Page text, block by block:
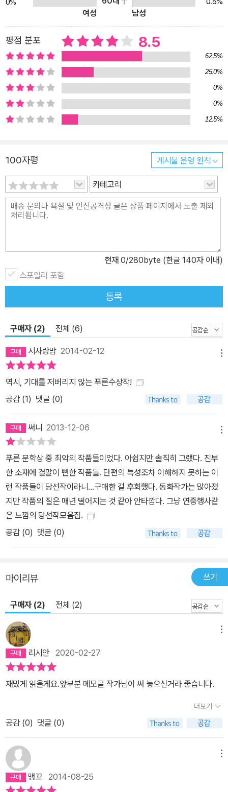
편동화 506편 중 가장 우수한 작품으로 뽑힌 5편을 모아 엮어 더욱
관심을 끈다. 이번 공모에 응모된 작품들은 그 어느 회보다 양적ㆍ질
적으로 크게 증가하였기에 경쟁과 심사 과정 또한 한층 치열했다. 그
런 만큼 『달팽이 따라잡기』ㆍ『나의 철부지 아빠』ㆍ『도서관 길고양
이』 등 역대 푸른문학상 수상 동화집을 통해 확인할 수 있었던 특유의
문학성과 대중성도 더욱 깊고 넓어졌다. 한결같은 애정과 믿음으로
제11회 푸른문학상 수상작 출간을 기다려 온 독자들에게 동화집 『슈
퍼맘 능력고사』는 좋은 선물이 될 것이다. 그리고 내년의 수상작 출간
을 기다리는 설렘을 다시금 발견하게 될 것이다. ▶ “어느날 갑자기,
과 소통할 수 있는 5가지 유쾌한 방법 엄마들이 아이들을 대신해 학
교 시험을 보게 되었다. 상준이네 학교에 ‘슈퍼맘 능력고사’가 생겼기
때문이다. 상준이네 반 친구들은 그동안 엄마로부터 받았던 잔소리와
온갖 구속들을 앙갚음할 절호의 기회라 여기고 행복한 고민에 빠진
다. 하지만 상준이는 마냥 기쁘지만은 않다. 시험과 성적의 압박감을
수(?)의 짜릿한 쾌감에 빠져든다. 과연 부모와 자녀의 역할이 뒤바뀐
발칙한 상황 속에서 상준이와 엄마는 돈독한 모자 관계를 회복할 수
있을까? 제11회 푸른문학상 동화집 『슈퍼맘 능력고사』에는 표제작
「슈퍼맘 능력고사」의 상준이와 엄마처럼 상대방의 입장에서 생각하
다. 「백일마다 서는 장」의 다희는 서울에서 이사 온 아라네 할머니와
의 준희는 뚱뚱한 몸매가 콤플렉스지만 작은 키가 콤플렉스인 첫사랑
오빠와 고민을 나누면서 자신에게 향했던 주변의 따가운 시선을 긍정
적으로 받아들일 수 있게 된다. 「한 사람을 위한 방게 탕수육 그리고
딤섬」에서 주인공 소녀 ‘나’는 같은 반 남학생을 향한 풋사랑 덕분에
아빠에게 찾아온 새로운 인연을 이해하고 응원할 수 있게 된다. 마지
막으로 「앙드레 박의 지도」에서 하건이는 고집불통인 할아버지와 소
통의 어려움을 겪지만 친구의 조언을 통해 자신의 장래에 대한 확고
한 믿음과 용기를 가지게 된다. 각박한 일상 속에서 우리 아이들은 주
변을 찬찬히 둘러보며 이웃과 교감할 만한 여유가 없다. 제11회 푸른
문학상 동화집 『슈퍼맘 능력고사』는 개성 넘치는 주인공들의 유쾌한
이야기를 통해 상대방의 생각과 감정을 헤아리고 공감하는 다양한 방
법들을 보여 준다. 그리고 이를 통해 아이들이 더 넓은 세상과 소통할
수 있도록 도와준다. 독자들은 폭소를 터뜨리기도 하고 가슴이 뭉클
지 깨닫게 될 것이다. 더불어 사는 사회, 보다 따뜻한 세상은 한 명의
‘슈퍼 히어로’가 아니라 남을 먼저 생각하고 배려하는 ‘우리’가 만든다
는 사실을 말이다. ▶ 주요 내용 김미희 작가의 「백일마다 서는 장」 -
싸릿골에서 할머니와 단둘이 사는 다희는 서울에서 전학을 온 아라가
부럽다. 다희네 할머니는 까막눈이지만 아라네 할머니는 무척 세련되
었을 뿐 아니라 학교 백일장 대회에도 참가하기 때문이다. 자존심이
상한 다희네 할머니는 백일장에 참가하여 글을 쓰는 대신 자신의 이
야기를 녹음하는 기지를 발휘해 대회에서 일등을 차지한다. 그 후 다
희와 아라, 그리고 두 할머니는 마침내 화해하고 더욱 깊은 우정을 나
이들은 간섭받고 억눌렸던 그동안의 복수를 꿈꾸며 각자 엄마의 시험
공부를 감독한다. 상준이도 엄마를 들들 볶으며 짜릿함을 느낀다. 하
지만 한편으로는 엄마가 어떤 중압감을 받고 있을지 누구보다 잘 알
기 때문에 마음이 편하지 않다. 결국 엄마의 시험 성적이 나오고 상준
이가 의젓하게 엄마를 위로하면서 모자는 더욱 가까워지게 된다. 한
0%
여성
남성
평점 분포 8.5
62.5%
25.0%
0%
0%
12.5%
100자평 게시물 운영 원칙
카테고리
현재 0/280byte (한글 140자 이내)
스포일러 포함
등록
구매자 (2) 전체 (6)
시사랑맘 2014-02-12
역시, 기대를 저버리지 않는 푸른수상작!
공감 (1) 댓글 (0)
써니 2013-12-06
푸른 문학상 중 최악의 작품들이었다. 아쉽지만 솔직히 그랬다. 진부
한 소재에 결말이 뻔한 작품들. 단편의 특성조차 이해하지 못하는 이
런 작품들이 당선작이라니...구매한 걸 후회했다. 동화작가는 많아졌
지만 작품의 질은 매년 떨어지는 것 같아 안타깝다. 그냥 연중행사같
은 느낌의 당선작모음집.
공감 (0) 댓글 (0)
마이리뷰 쓰기
구매자 (2) 전체 (2)
리시안 2020-02-27
재밌게 읽을게요.앞부분 메모글 작가님이 써 놓으신거라 좋습니다.
더보기
공감 (0) 댓글 (0)
맹꼬 2014-08-25